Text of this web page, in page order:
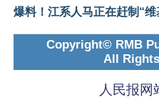
爆料！江系人马正在赶制“维
Copyright© RMB
All
人民报网